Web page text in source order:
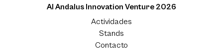
Al Andalus Innovation Venture 2026
Actividades
Stands
Contacto